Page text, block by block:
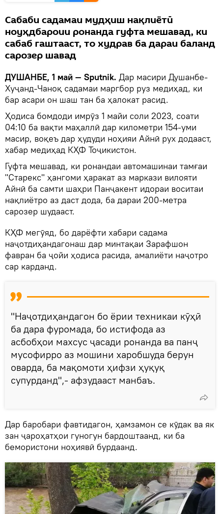
Сабаби садамаи мудҳиш нақлиётӣ
ноуҳдбароии ронанда гуфта мешавад, ки
сабаб гаштааст, то худрав ба дараи баланд
сарозер шавад
ДУШАНБЕ, 1 май — Sputnik. Дар масири Душанбе-
Хуҷанд-Чаноқ садамаи маргбор руз медиҳад, ки
бар асари он шаш тан ба ҳалокат расид.
Ҳодиса бомдоди имрӯз 1 майи соли 2023, соати
04:10 ба вақти маҳаллӣ дар километри 154-уми
масир, воқеъ дар ҳудуди ноҳияи Айнӣ рух додааст,
хабар медиҳад КҲФ Тоҷикистон.
Гуфта мешавад, ки ронандаи автомашинаи тамғаи
"Старекс" ҳангоми ҳаракат аз маркази вилояти
Айнӣ ба самти шаҳри Панҷакент идораи воситаи
нақлиётро аз даст дода, ба дараи 200-метра
сарозер шудааст.
КҲФ мегӯяд, бо дарёфти хабари садама
наҷотдиҳандагонаш дар минтақаи Зарафшон
фавран ба ҷойи ҳодиса расида, амалиёти наҷотро
сар карданд.
"Наҷотдиҳандагон бо ёрии техникаи кӯҳӣ
ба дара фуромада, бо истифода аз
асбобҳои махсус ҷасади ронанда ва панҷ
мусофирро аз мошини харобшуда берун
оварда, ба мақомоти ҳифзи ҳуқуқ
супурданд",- афзудааст манбаъ.
Дар баробари фавтидагон, ҳамзамон се кӯдак ва як
зан ҷароҳатҳои гуногун бардоштаанд, ки ба
бемористони ноҳиявӣ бурдаанд.